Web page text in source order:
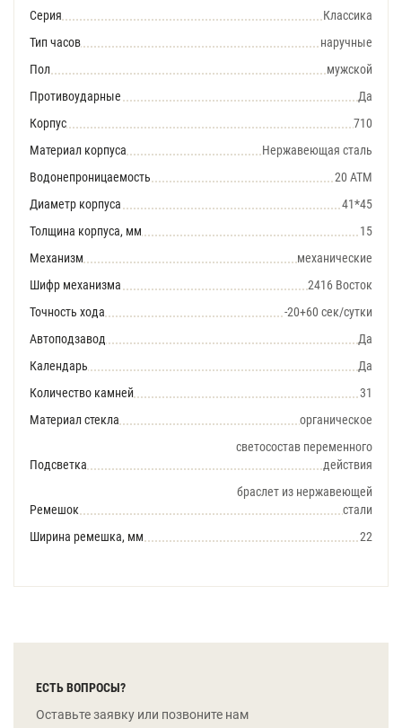
Серия
Классика
Тип часов
наручные
Пол
мужской
Противоударные
Да
Корпус
710
Материал корпуса
Нержавеющая сталь
Водонепроницаемость
20 АТМ
Диаметр корпуса
41*45
Толщина корпуса, мм
15
Механизм
механические
Шифр механизма
2416 Восток
Точность хода
-20+60 сек/сутки
Автоподзавод
Да
Календарь
Да
Количество камней
31
Материал стекла
органическое
Подсветка
светосостав переменного
действия
Ремешок
браслет из нержавеющей
стали
Ширина ремешка, мм
22
ЕСТЬ ВОПРОСЫ?
Оставьте заявку или позвоните нам